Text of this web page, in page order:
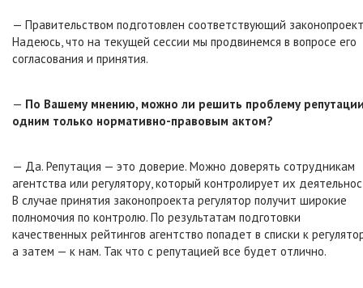
— Правительством подготовлен соответствующий
Надеюсь, что на текущей сессии мы продвинемся в вопросе его
согласования и принятия.
— По Вашему мнению, можно ли решить проблему
одним только нормативно-правовым актом?
— Да. Репутация — это доверие. Можно доверять сотрудникам
агентства или регулятору, который контролирует их
В случае принятия законопроекта регулятор получит широкие
полномочия по контролю. По результатам подготовки
качественных рейтингов агентство попадет в списки к
а затем — к нам. Так что с репутацией все будет отлично.